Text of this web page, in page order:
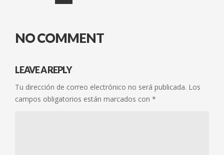
NO COMMENT
LEAVE A REPLY
Tu dirección de correo electrónico no será publicada. Los
campos obligatorios están marcados con *